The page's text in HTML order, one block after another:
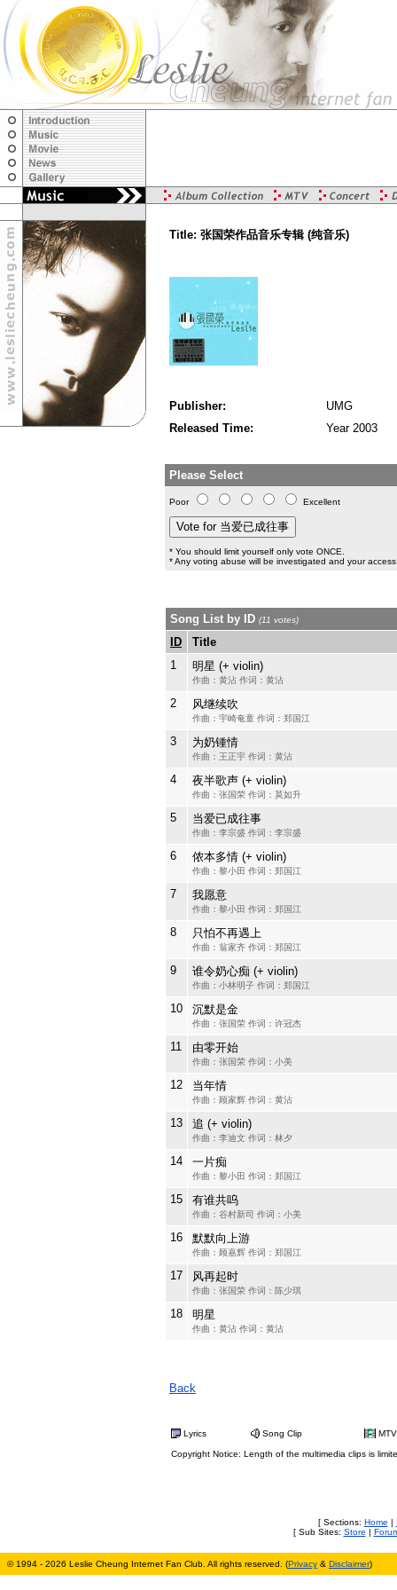
Title: 张国荣作品音乐专辑 (纯音乐)
Publisher:
UMG
Released Time:
Year 2003
Please Select
Poor Excellent
* You should limit yourself only vote ONCE.
* Any voting abuse will be investigated and your
Song List by ID (11 votes)
ID
Title
1
明星 (+ violin)
作曲：黄沾 作词：黄沾
2 风继续吹
作曲：宇崎奄童 作词：郑国江
3 为奶锺情
作曲：王正宇 作词：黄沾
4 夜半歌声 (+ violin)
作曲：张国荣 作词：莫如升
5 当爱已成往事
作曲：李宗盛 作词：李宗盛
6 侬本多情 (+ violin)
作曲：黎小田 作词：郑国江
7 我愿意
作曲：黎小田 作词：郑国江
8 只怕不再遇上
作曲：翁家齐 作词：郑国江
9 谁令奶心痴 (+ violin)
作曲：小林明子 作词：郑国江
10 沉默是金
作曲：张国荣 作词：许冠杰
11 由零开始
作曲：张国荣 作词：小美
12 当年情
作曲：顾家辉 作词：黄沾
13 追 (+ violin)
作曲：李迪文 作词：林夕
14 一片痴
作曲：黎小田 作词：郑国江
15 有谁共呜
作曲：谷村新司 作词：小美
16 默默向上游
作曲：顾嘉辉 作词：郑国江
17 风再起时
作曲：张国荣 作词：陈少琪
18 明星
作曲：黄沾 作词：黄沾
Back
Lyrics Song Clip MTV
Copyright Notice: Length of the multimedia clips is
[ Sections: Home |
[ Sub Sites: Store |
© 1994 - 2026 Leslie Cheung Internet Fan Club. All rights reserved. (Privacy & Disclaimer)